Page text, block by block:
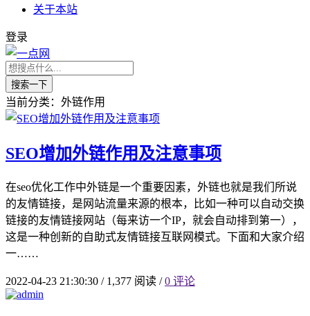
关于本站
登录
搜索一下
当前分类：外链作用
SEO增加外链作用及注意事项
在seo优化工作中外链是一个重要因素，外链也就是我们所说
的友情链接，是网站流量来源的根本，比如一种可以自动交换
链接的友情链接网站（每来访一个IP，就会自动排到第一），
这是一种创新的自助式友情链接互联网模式。下面和大家介绍
一……
2022-04-23 21:30:30 /1,377 阅读 / 0 评论